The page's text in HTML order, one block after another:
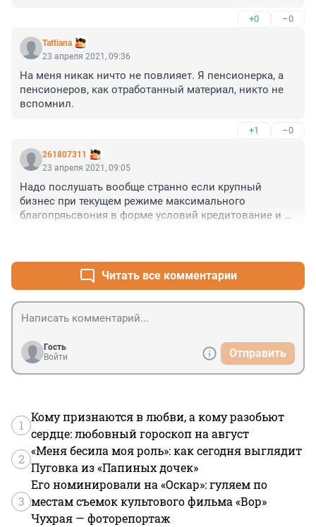
+0 –0
Tattiana
23 апреля 2021, 09:36
На меня никак ничто не повлияет. Я пенсионерка, а
пенсионеров, как отработанный материал, никто не
вспомнил.
+1 –0
261807311
23 апреля 2021, 09:05
Надо послушать вообще странно если крупный
бизнес при текущем режиме максимального
благопряьсвония в форме условий кредитование и
случае госкомпании в пополнении бюджета должен
пройти освидетельствование у профильных
специалистов счётной палаты и по результам
специальная комиссия должна вынести решения о
профпригодности или направлении дела вместе с
телом в следственный комитет. Мне кажется что
после ревизии совместной всех его дел и
подписание обязательнва об устранении нарушений,
Читать все комментарии
Гость
Войти
Отправить
1
Кому признаются в любви, а кому разобьют
сердце: любовный гороскоп на август
2
«Меня бесила моя роль»: как сегодня выглядит
Пуговка из «Папиных дочек»
3
Его номинировали на «Оскар»: гуляем по
местам съемок культового фильма «Вор»
Чухрая — фоторепортаж